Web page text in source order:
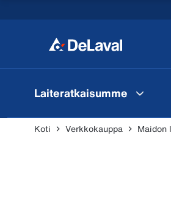
Laiteratkaisumme
Koti Verkkokauppa Maidon